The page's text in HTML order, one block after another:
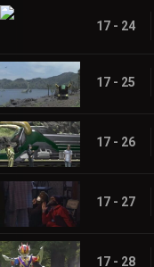
17 - 24
17 - 25
17 - 26
17 - 27
17 - 28